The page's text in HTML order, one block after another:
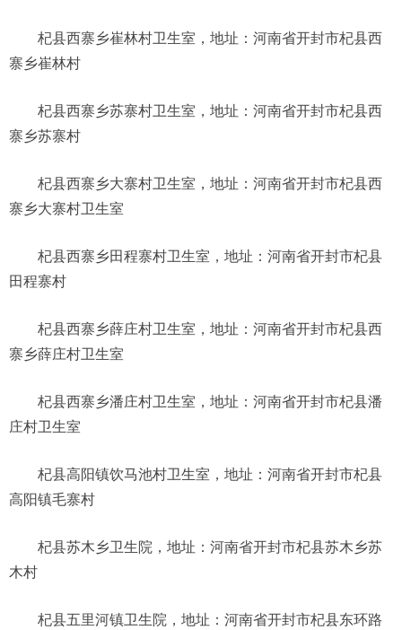
杞县西寨乡崔林村卫生室，地址：河南省开封市杞县西
寨乡崔林村
杞县西寨乡苏寨村卫生室，地址：河南省开封市杞县西
寨乡苏寨村
杞县西寨乡大寨村卫生室，地址：河南省开封市杞县西
寨乡大寨村卫生室
杞县西寨乡田程寨村卫生室，地址：河南省开封市杞县
田程寨村
杞县西寨乡薛庄村卫生室，地址：河南省开封市杞县西
寨乡薛庄村卫生室
杞县西寨乡潘庄村卫生室，地址：河南省开封市杞县潘
庄村卫生室
杞县高阳镇饮马池村卫生室，地址：河南省开封市杞县
高阳镇毛寨村
杞县苏木乡卫生院，地址：河南省开封市杞县苏木乡苏
木村
杞县五里河镇卫生院，地址：河南省开封市杞县东环路